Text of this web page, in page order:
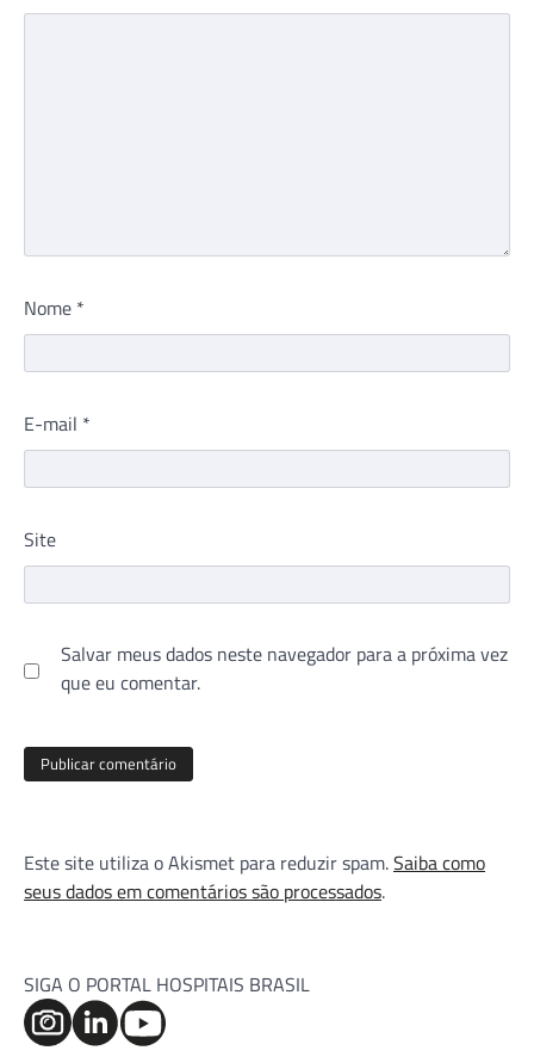
Nome *
E-mail *
Site
Salvar meus dados neste navegador para a próxima vez
que eu comentar.
Este site utiliza o Akismet para reduzir spam.Saiba como
seus dados em comentários são processados.
SIGA O PORTAL HOSPITAIS BRASIL